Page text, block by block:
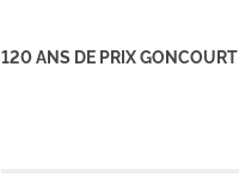
120 ANS DE PRIX GONCOURT